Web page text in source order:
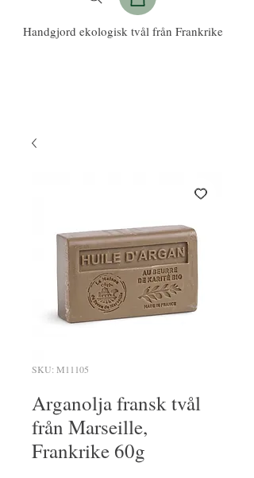
Handgjord ekologisk tvål från Frankrike
SKU: M11105
Arganolja fransk tvål
från Marseille,
Frankrike 60g